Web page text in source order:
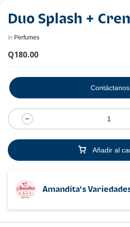
Duo Splash +
in Perfumes
Q180.00
Añadir al
Contáctanos
Amandita's